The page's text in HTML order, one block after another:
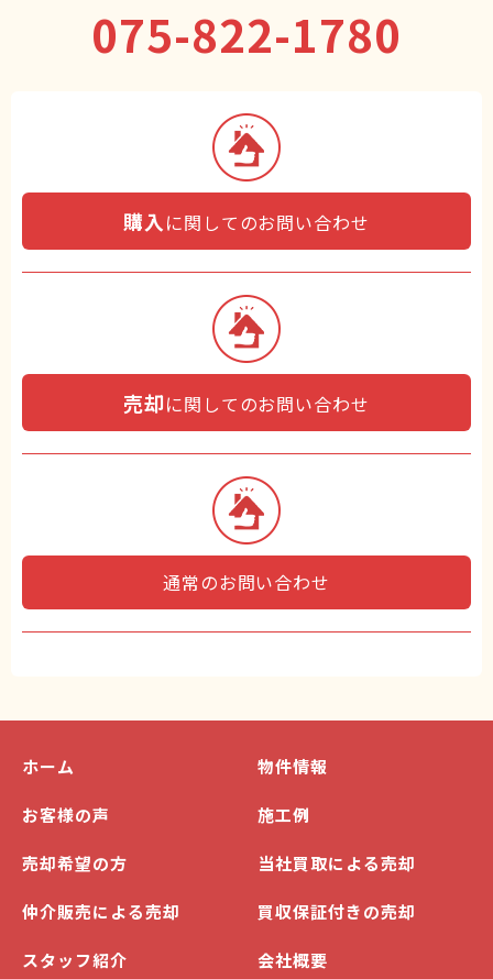
075-822-1780
購入 に関してのお問い合わせ
売却に関してのお問い合わせ
通常のお問い合わせ
ホーム 物件情報
お客様の声 施工例
売却希望の方 当社買取による売却
仲介販売による売却 買収保証付きの売却
スタッフ紹介 会社概要